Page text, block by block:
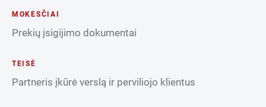
MOKESČIAI
Prekių įsigijimo dokumentai
TEISĖ
Partneris įkūrė verslą ir perviliojo klientus